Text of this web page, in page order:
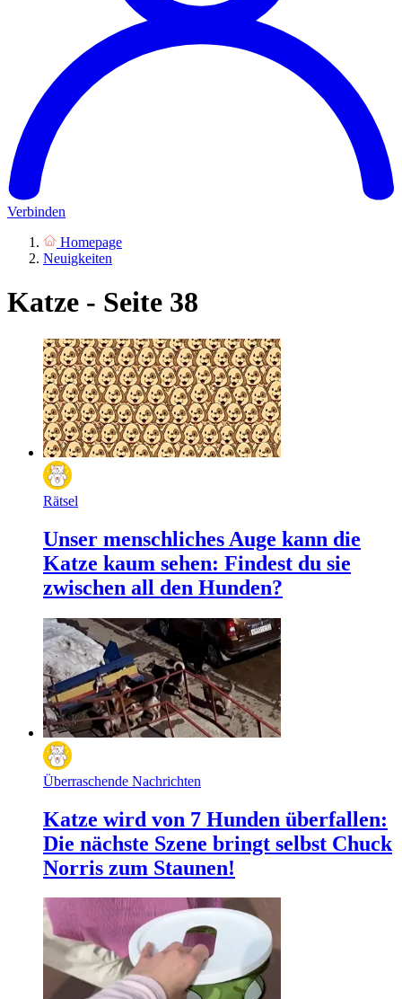
Verbinden
Homepage
Neuigkeiten
Katze - Seite 38
Rätsel
Unser menschliches Auge kann die
Katze kaum sehen: Findest du sie
zwischen all den Hunden?
Überraschende Nachrichten
Katze wird von 7 Hunden überfallen:
Die nächste Szene bringt selbst Chuck
Norris zum Staunen!